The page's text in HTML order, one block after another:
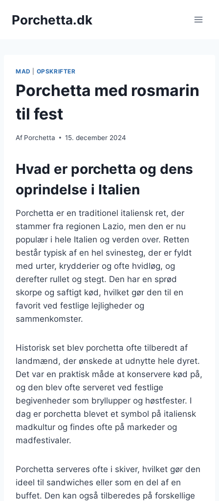
Porchetta.dk
MAD OPSKRIFTER
Porchetta med rosmarin
til fest
Af Porchetta 15. december 2024
Hvad er porchetta og dens
oprindelse i Italien
Porchetta er en traditionel italiensk ret, der
stammer fra regionen Lazio, men den er nu
populær i hele Italien og verden over. Retten
består typisk af en hel svinesteg, der er fyldt
med urter, krydderier og ofte hvidløg, og
derefter rullet og stegt. Den har en sprød
skorpe og saftigt kød, hvilket gør den til en
favorit ved festlige lejligheder og
sammenkomster.
Historisk set blev porchetta ofte tilberedt af
landmænd, der ønskede at udnytte hele dyret.
Det var en praktisk måde at konservere kød på,
og den blev ofte serveret ved festlige
begivenheder som bryllupper og høstfester. I
dag er porchetta blevet et symbol på italiensk
madkultur og findes ofte på markeder og
madfestivaler.
Porchetta serveres ofte i skiver, hvilket gør den
ideel til sandwiches eller som en del af en
buffet. Den kan også tilberedes på forskellige